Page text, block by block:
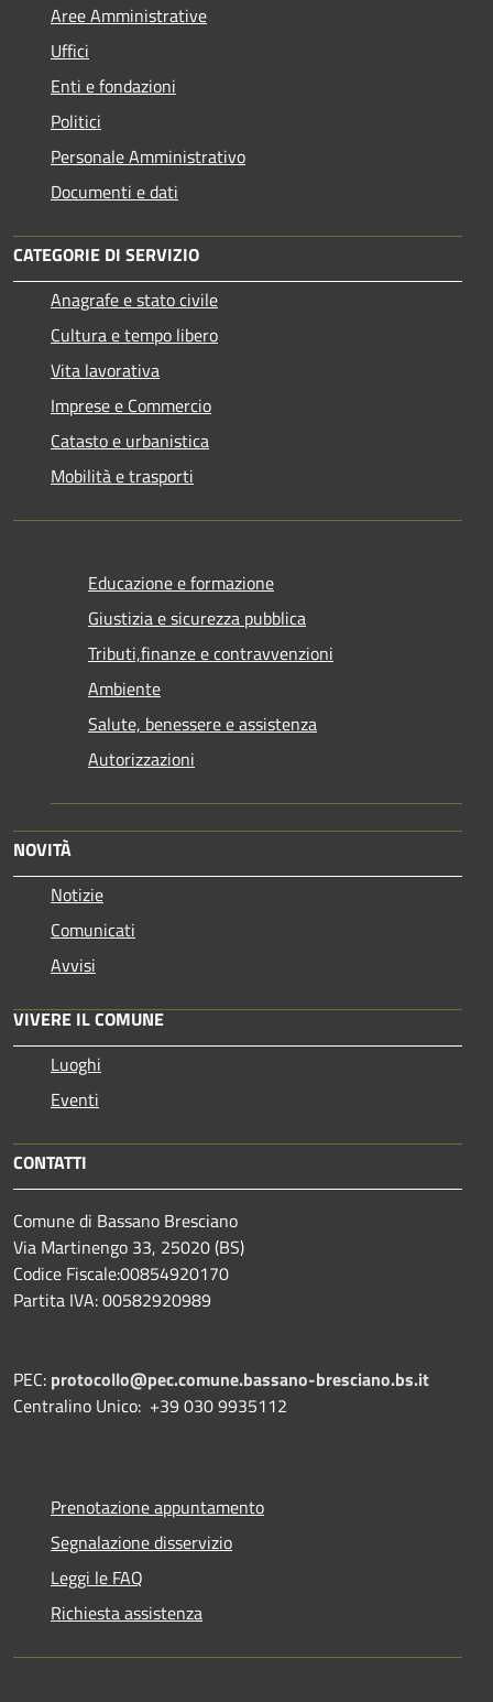
Aree Amministrative
Uffici
Enti e fondazioni
Politici
Personale Amministrativo
Documenti e dati
CATEGORIE DI SERVIZIO
Anagrafe e stato civile
Cultura e tempo libero
Vita lavorativa
Imprese e Commercio
Catasto e urbanistica
Mobilità e trasporti
Educazione e formazione
Giustizia e sicurezza pubblica
Tributi,finanze e contravvenzioni
Ambiente
Salute, benessere e assistenza
Autorizzazioni
NOVITÀ
Notizie
Comunicati
Avvisi
VIVERE IL COMUNE
Luoghi
Eventi
CONTATTI
Comune di Bassano Bresciano
Via Martinengo 33, 25020 (BS)
Codice Fiscale:00854920170
Partita IVA: 00582920989
PEC: protocollo@pec.comune.bassano-bresciano.bs.it
Centralino Unico: +39 030 9935112
Prenotazione appuntamento
Segnalazione disservizio
Leggi le FAQ
Richiesta assistenza